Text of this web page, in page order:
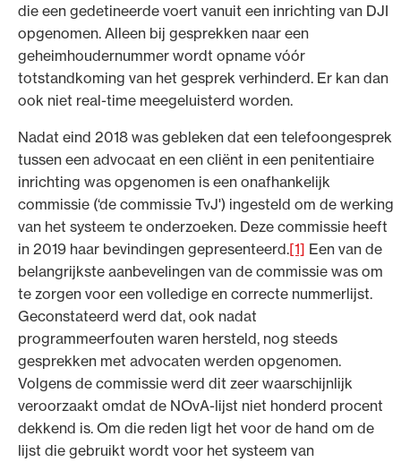
die een gedetineerde voert vanuit een inrichting van DJI
opgenomen. Alleen bij gesprekken naar een
geheimhoudernummer wordt opname vóór
totstandkoming van het gesprek verhinderd. Er kan dan
ook niet real-time meegeluisterd worden.
Nadat eind 2018 was gebleken dat een telefoongesprek
tussen een advocaat en een cliënt in een penitentiaire
inrichting was opgenomen is een onafhankelijk
commissie (‘de commissie TvJ') ingesteld om de werking
van het systeem te onderzoeken. Deze commissie heeft
in 2019 haar bevindingen gepresenteerd.[1] Een van de
belangrijkste aanbevelingen van de commissie was om
te zorgen voor een volledige en correcte nummerlijst.
Geconstateerd werd dat, ook nadat
programmeerfouten waren hersteld, nog steeds
gesprekken met advocaten werden opgenomen.
Volgens de commissie werd dit zeer waarschijnlijk
veroorzaakt omdat de NOvA-lijst niet honderd procent
dekkend is. Om die reden ligt het voor de hand om de
lijst die gebruikt wordt voor het systeem van